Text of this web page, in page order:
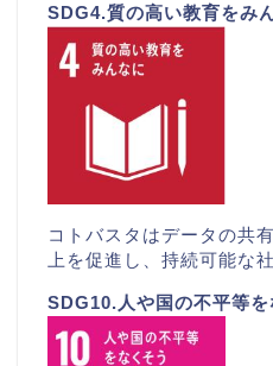
SDG4.質の高い教育をみ
コトバスタはデータの共
上を促進し、持続可能な
SDG10.人や国の不平等を